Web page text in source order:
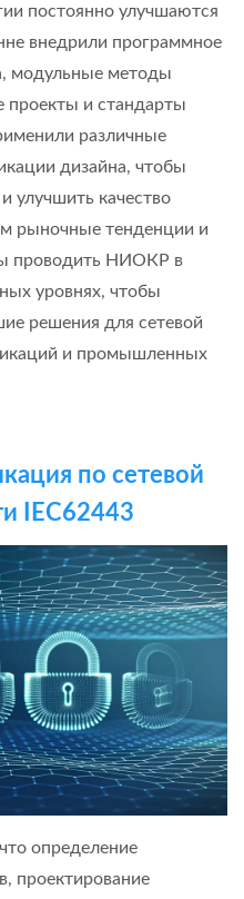
постоянно улучшаются
внедрили программное
модульные методы
проекты и стандарты
различные
дизайна, чтобы
улучшить качество
рыночные тенденции и
проводить НИОКР в
уровнях, чтобы
решения для сетевой
и промышленных
по сетевой
IEC62443
определение
проектирование